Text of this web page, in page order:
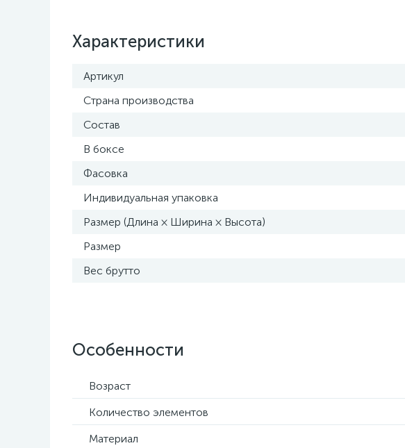
Характеристики
Артикул
Страна производства
Состав
В боксе
Фасовка
Индивидуальная упаковка
Размер (Длина × Ширина × Высота)
Размер
Вес брутто
Особенности
Возраст
Количество элементов
Материал